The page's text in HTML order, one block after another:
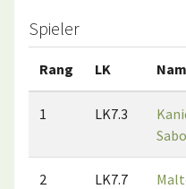
Spieler
Rang LK
1 LK7.3
2 LK7.7